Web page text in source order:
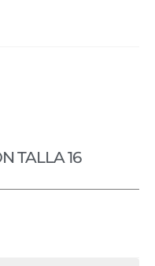
TALLA 16